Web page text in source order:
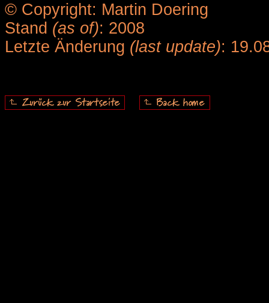
© Copyright: Martin Doering
Stand (as of): 2008
Letzte Änderung (last update):